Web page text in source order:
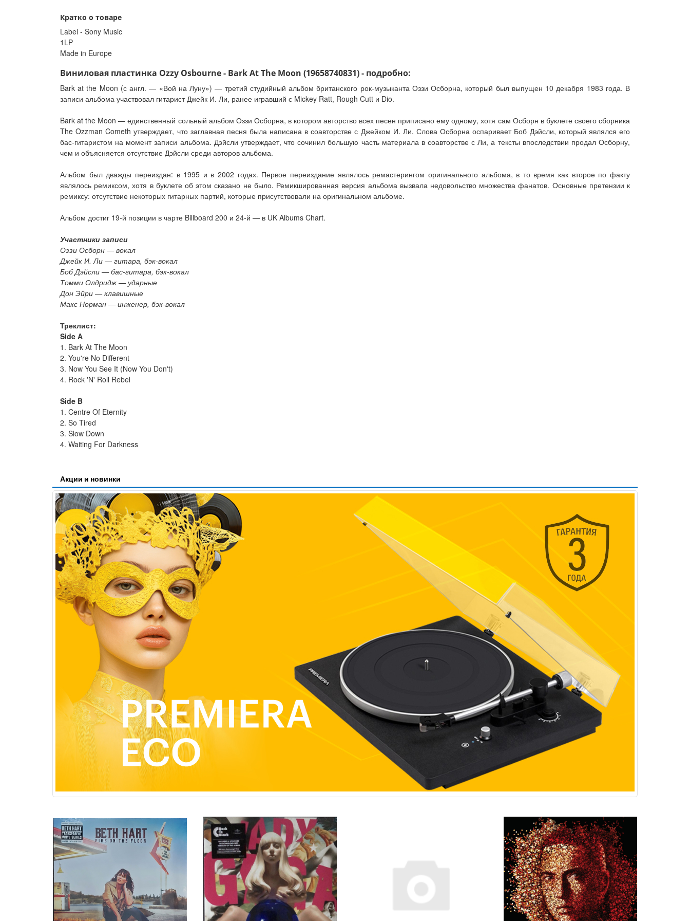
Кратко о товаре
Label - Sony Music
1LP
Made in Europe
Виниловая пластинка Ozzy Osbourne - Bark At The Moon (19658740831) - подробно:
Bark at the Moon (с англ. — «Вой на Луну») — третий студийный альбом британского рок-музыканта Оззи Осборна, который был выпущен 10 декабря 1983 года. В
записи альбома участвовал гитарист Джейк И. Ли, ранее игравший с Mickey Ratt, Rough Cutt и Dio.
Bark at the Moon — единственный сольный альбом Оззи Осборна, в котором авторство всех песен приписано ему одному, хотя сам Осборн в буклете своего сборника
The Ozzman Cometh утверждает, что заглавная песня была написана в соавторстве с Джейком И. Ли. Слова Осборна оспаривает Боб Дэйсли, который являлся его
бас-гитаристом на момент записи альбома. Дэйсли утверждает, что сочинил большую часть материала в соавторстве с Ли, а тексты впоследствии продал Осборну,
чем и объясняется отсутствие Дэйсли среди авторов альбома.
Альбом был дважды переиздан: в 1995 и в 2002 годах. Первое переиздание являлось ремастерингом оригинального альбома, в то время как второе по факту
являлось ремиксом, хотя в буклете об этом сказано не было. Ремикшированная версия альбома вызвала недовольство множества фанатов. Основные претензии к
ремиксу: отсутствие некоторых гитарных партий, которые присутствовали на оригинальном альбоме.
Альбом достиг 19-й позиции в чарте Billboard 200 и 24-й — в UK Albums Chart.
Участники записи
Оззи Осборн — вокал
Джейк И. Ли — гитара, бэк-вокал
Боб Дэйсли — бас-гитара, бэк-вокал
Томми Олдридж — ударные
Дон Эйри — клавишные
Макс Норман — инженер, бэк-вокал
Треклист:
Side A
1. Bark At The Moon
2. You're No Different
3. Now You See It (Now You Don't)
4. Rock 'N' Roll Rebel
Side B
1. Centre Of Eternity
2. So Tired
3. Slow Down
4. Waiting For Darkness
Акции и новинки